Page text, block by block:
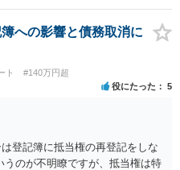
への影響と債務取消に
ト #140万円超
役にたった 5
登記簿に抵当権の再登記をしな
うのが不明瞭ですが、抵当権は特